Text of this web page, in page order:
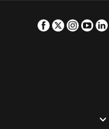
Facebook
Twitter